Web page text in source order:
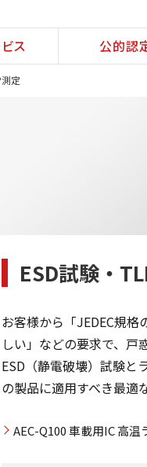
ス 公的認
定
ESD試験・
お客様から「JEDEC規
しい」などの要求で、戸
ESD（静電破壊）試験と
の製品に適用すべき最適
AEC-Q100 車載用IC 高